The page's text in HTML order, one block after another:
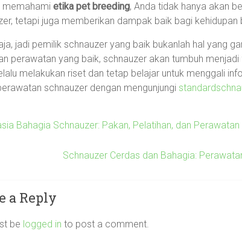
memahami etika pet breeding, Anda tidak hanya akan
tetapi juga memberikan dampak baik bagi kehidupan
jadi pemilik schnauzer yang baik bukanlah hal yang
perawatan yang baik, schnauzer akan tumbuh
melakukan riset dan tetap belajar untuk menggali
schnauzer dengan mengunjungi
Bahagia Schnauzer: Pakan, Pelatihan, dan Perawatan
Schnauzer Cerdas dan Bahagia:
a Reply
be logged in to post a comment.